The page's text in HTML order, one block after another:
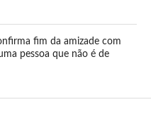
fim da amizade com
pessoa que não é de